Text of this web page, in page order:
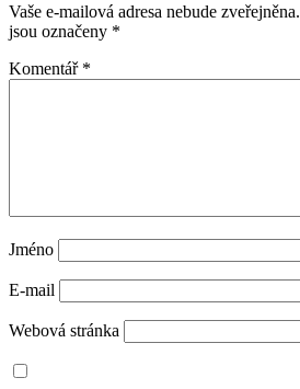
Vaše e-mailová adresa nebude zveřejněna.
jsou označeny *
Komentář *
Jméno
E-mail
Webová stránka